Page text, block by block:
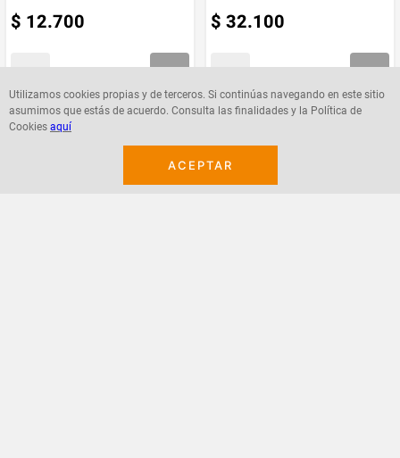
Utilizamos cookies propias y de terceros. Si continúas navegando en este sitio
asumimos que estás de acuerdo. Consulta las finalidades y la Política de
Cookies aquí
ACEPTAR
$ 12.700 $ 32.100